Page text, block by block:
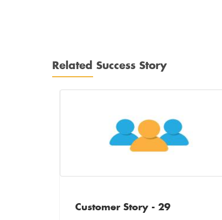
Related Success Story
Customer Story - 29